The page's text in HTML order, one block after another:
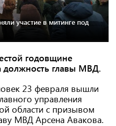
участие в митинге под
годовщине
должность главы МВД.
23 февраля вышли
управления
области с призывом
МВД Арсена Авакова.